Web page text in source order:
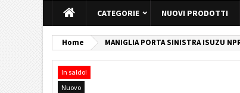
CATEGORIE NUOVI PRODOTTI
Home MANIGLIA PORTA SINISTRA ISUZU
In saldo!
Nuovo